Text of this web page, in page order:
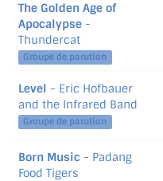
The Golden Age of
Apocalypse -
Thundercat
Groupe de parution
Level - Eric Hofbauer
and the Infrared Band
Groupe de parution
Born Music - Padang
Food Tigers